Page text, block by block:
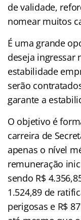
de validade,
nomear muitos
É uma grande
deseja ingressar
estabilidade
serão
garante a
O objetivo é
carreira de
apenas o nível
remuneração
sendo R$
1.524,89 de
perigosas e R$